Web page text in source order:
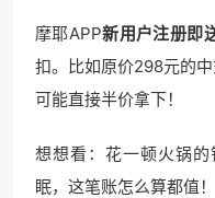
摩耶APP新用户注册即
扣。比如原价298元的
可能直接半价拿下！
想想看：花一顿火锅
眠，这笔账怎么算都值！